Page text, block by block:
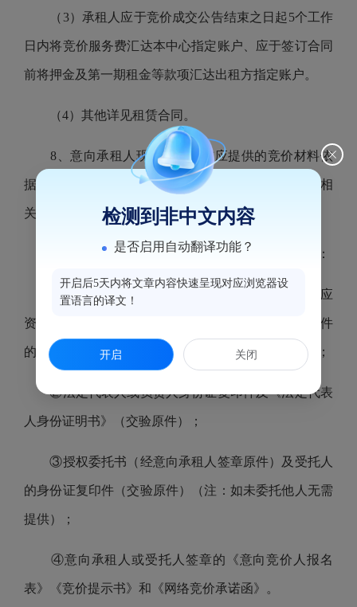
（3）承租人应于竞价成交公告结束之日起5个工作
日内将竞价服务费汇达本中心指定账户、应于签订合同
前将押金及第一期租金等款项汇达出租方指定账户。
（4）其他详见租赁合同。
8、意向承租人现场资格审核应提供的竞价材料依
据《福州海峡纵横电子竞价平台资产招租办理规程》相
关规定提交：
法人或企、事业单位或其他组织作为意向承租人：
①营业执照、组织机构代码证和税务登记证或相应
资质的证明文件（交验原件，若资质证明为三合一证件
的，提供有效的三合一证件，复印件均须加盖公章）；
②法定代表人或负责人身份证复印件及《法定代表
人身份证明书》（交验原件）；
③授权委托书（经意向承租人签章原件）及受托人
的身份证复印件（交验原件）（注：如未委托他人无需
提供）；
④意向承租人或受托人签章的《意向竞价人报名
表》《竞价提示书》和《网络竞价承诺函》。
检测到非中文内容
是否启用自动翻译功能？
开启后5天内将文章内容快速呈现对应浏览器设
置语言的译文！
开启 关闭